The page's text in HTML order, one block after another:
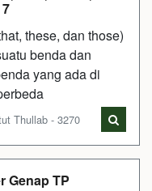
these, dan those)
benda dan
yang ada di
Thullab - 3270
Genap TP